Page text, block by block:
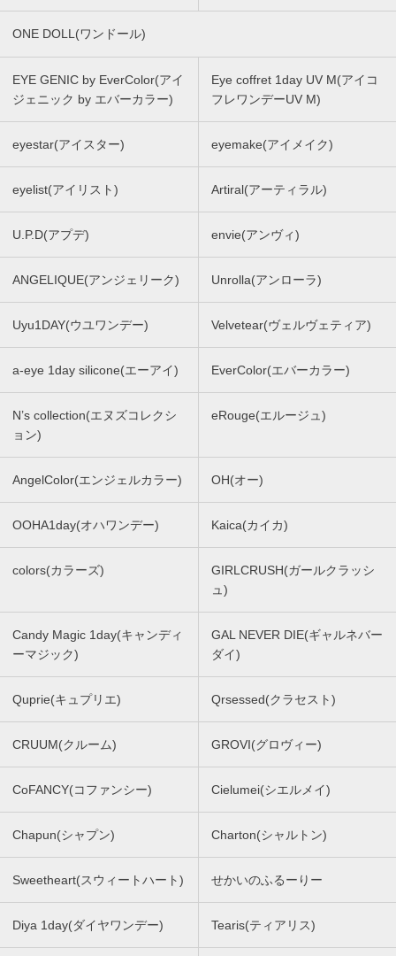
ONE DOLL(ワンドール)
EYE GENIC by EverColor(アイ
ジェニック by エバーカラー)
Eye coffret 1day UV M(アイコ
フレワンデーUV M)
eyestar(アイスター) eyemake(アイメイク)
eyelist(アイリスト) Artiral(アーティラル)
U.P.D(アプデ) envie(アンヴィ)
ANGELIQUE(アンジェリーク) Unrolla(アンローラ)
Uyu1DAY(ウユワンデー) Velvetear(ヴェルヴェティア)
a-eye 1day silicone(エーアイ) EverColor(エバーカラー)
N’s collection(エヌズコレクシ
ョン)
eRouge(エルージュ)
AngelColor(エンジェルカラー) OH(オー)
OOHA1day(オハワンデー) Kaica(カイカ)
colors(カラーズ)
GIRLCRUSH(ガールクラッシ
ュ)
Candy Magic 1day(キャンディ
ーマジック)
GAL NEVER DIE(ギャルネバー
ダイ)
Quprie(キュプリエ) Qrsessed(クラセスト)
CRUUM(クルーム) GROVI(グロヴィー)
CoFANCY(コファンシー) Cielumei(シエルメイ)
Chapun(シャプン) Charton(シャルトン)
Sweetheart(スウィートハート) せかいのふるーりー
Diya 1day(ダイヤワンデー) Tearis(ティアリス)